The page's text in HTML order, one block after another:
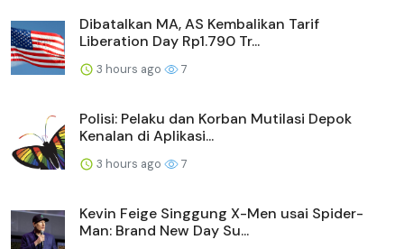
Dibatalkan MA, AS Kembalikan Tarif
Liberation Day Rp1.790 Tr...
3 hours ago 7
Polisi: Pelaku dan Korban Mutilasi Depok
Kenalan di Aplikasi...
3 hours ago 7
Kevin Feige Singgung X-Men usai Spider-
Man: Brand New Day Su...